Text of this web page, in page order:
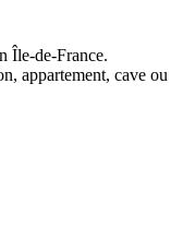
Île-de-France.
appartement, cave ou